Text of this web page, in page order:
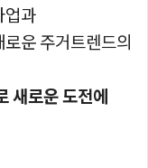
업과
운 주거트렌드의
새로운 도전에